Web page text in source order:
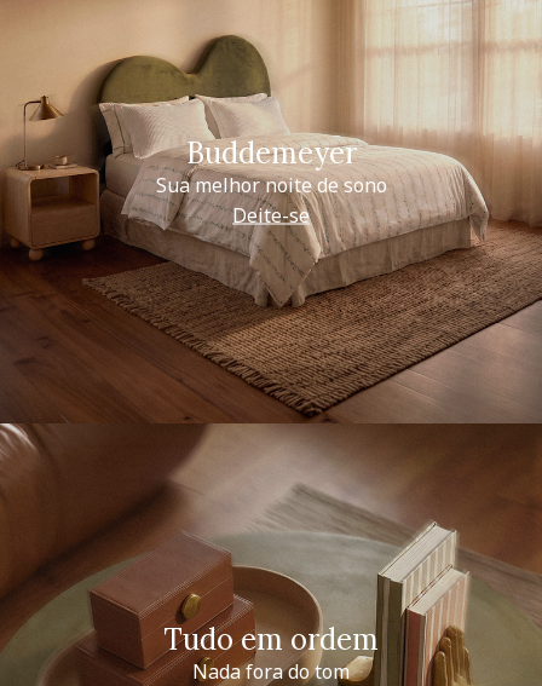
Buddemeyer
Sua melhor noite de sono
Deite-se
Tudo em ordem
Nada fora do tom